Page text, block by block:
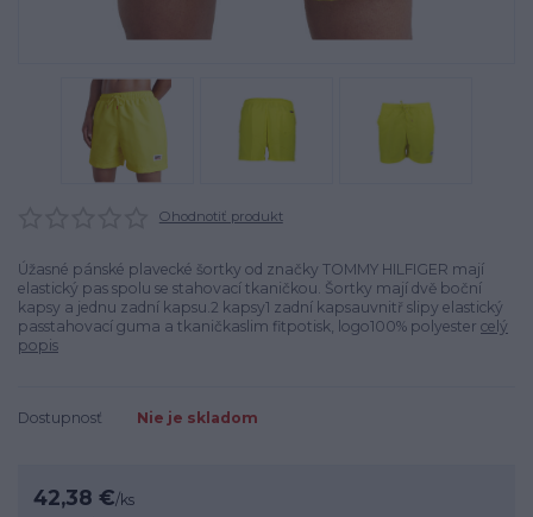
Ohodnotiť produkt
Úžasné pánské plavecké šortky od značky TOMMY HILFIGER mají
elastický pas spolu se stahovací tkaničkou. Šortky mají dvě boční
kapsy a jednu zadní kapsu.2 kapsy1 zadní kapsauvnitř slipy elastický
passtahovací guma a tkaničkaslim fitpotisk, logo100% polyester celý
popis
Dostupnosť Nie je skladom
42,38 €/ks